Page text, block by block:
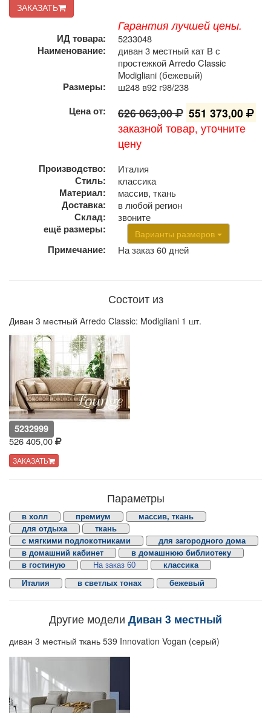
ЗАКАЗАТЬ
Гарантия лучшей цены.
ИД товара:
5233048
Наименование:
диван 3 местный кат В с
простежкой Arredo Classic
Modigliani (бежевый)
Размеры:
ш248 в92 г98/238
Цена от:
626 063,00
551 373,00
заказной товар, уточните
цену
Производство:
Италия
Стиль:
классика
Материал:
массив, ткань
Доставка:
в любой регион
Склад:
звоните
ещё размеры:
Варианты размеров
Примечание: На заказ 60 дней
Состоит из
Диван 3 местный Arredo Classic: Modigliani 1 шт.
5232999
526 405,00
ЗАКАЗАТЬ
Параметры
в холл премиум
массив, ткань
для отдыха
ткань
с мягкими подлокотниками
для загородного дома
в домашний кабинет
в домашнюю библиотеку
в гостиную
На заказ 60
классика
Италия
в светлых тонах бежевый
Другие модели Диван 3 местный
диван 3 местный ткань 539 Innovation Vogan (серый)